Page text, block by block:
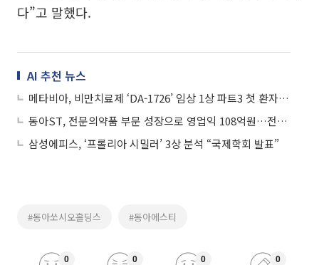
다”고 말했다.
AI 추천 뉴스
메타비아, 비만치료제 ‘DA-1726’ 임상 1상 파트3 첫 환자 투여 개시
동아ST, 전문의약품 부문 성장으로 영업익 108억원…전년 比 53.7%↑
삼성에피스, ‘프롤리아 시밀러’ 3상 분석 “국제학회 발표”
#동아쏘시오홀딩스 #동아에스티
0 0 0 0